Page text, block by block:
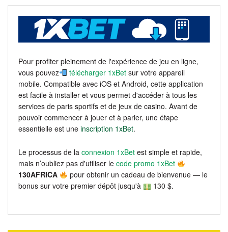
Pour profiter pleinement de l'expérience de jeu en ligne,
vous pouvez
télécharger 1xBet sur votre appareil
mobile. Compatible avec iOS et Android, cette application
est facile à installer et vous permet d'accéder à tous les
services de paris sportifs et de jeux de casino. Avant de
pouvoir commencer à jouer et à parier, une étape
essentielle est une inscription 1xBet.
Le processus de la connexion 1xBet est simple et rapide,
mais n’oubliez pas d'utiliser le code promo 1xBet
130AFRICA
pour obtenir un cadeau de bienvenue — le
bonus sur votre premier dépôt jusqu'à
130 $.